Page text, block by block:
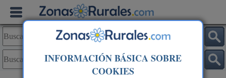
INFORMACIÓN BÁSICA SOBRE
COOKIES